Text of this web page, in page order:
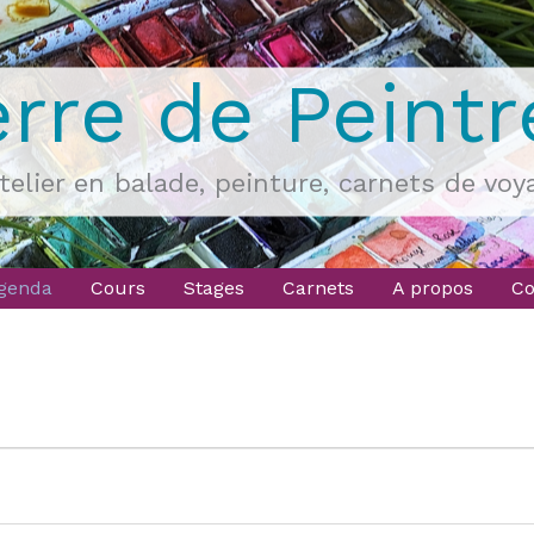
de
en balade, peinture, carnets de
Cours Stages Carnets A propos